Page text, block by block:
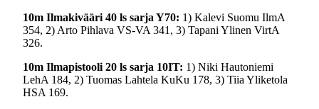
10m Ilmakivääri 40 ls sarja Y70: 1) Kalevi Suomu IlmA
354, 2) Arto Pihlava VS-VA 341, 3) Tapani Ylinen VirtA
326.
10m Ilmapistooli 20 ls sarja 10IT: 1) Niki Hautoniemi
LehA 184, 2) Tuomas Lahtela KuKu 178, 3) Tiia Yliketola
HSA 169.